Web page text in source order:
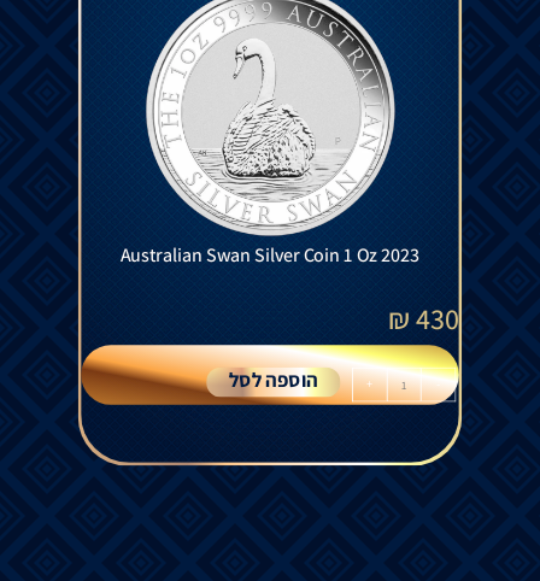
Australian Swan Silver Coin 1 Oz 2023
430
₪
-
+ הוספה לסל